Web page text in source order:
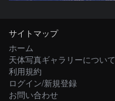
サイトマップ
ホーム
天体写真ギャラリーについて
利用規約
ログイン/新規登録
お問い合わせ